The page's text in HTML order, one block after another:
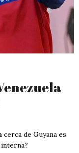
cerca de Guyana es